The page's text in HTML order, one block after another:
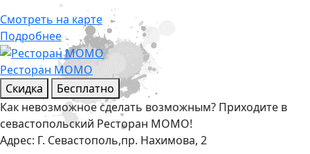
Смотреть на карте
Подробнее
Ресторан MOMO
Скидка
Бесплатно
Как невозможное сделать возможным? Приходите в
севастопольский Ресторан МОМО!
Адрес: Г. Севастополь,пр. Нахимова, 2